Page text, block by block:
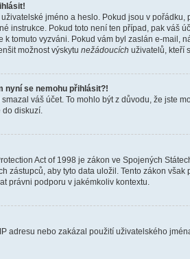
jméno a heslo. Pokud jsou v
instrukce. Pokud toto není ten případ, pak váš
k tomuto vyzváni. Pokud vám byl zaslán e-
možnost výskytu nežádoucích uživatelů, kteří
nyní se nemohu přihlásit?!
váš účet. To mohlo být z důvodu, že jste
diskuzí.
Act of 1998 je zákon ve Spojených
zástupců, aby tyto data uložil. Tento zákon
právni podporu v jakémkoliv kontextu.
adresu nebo zakázal použití uživatelského